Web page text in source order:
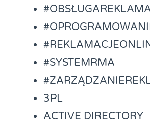
#SYSTEMRMA
3PL
ACTIVE DIRECTORY